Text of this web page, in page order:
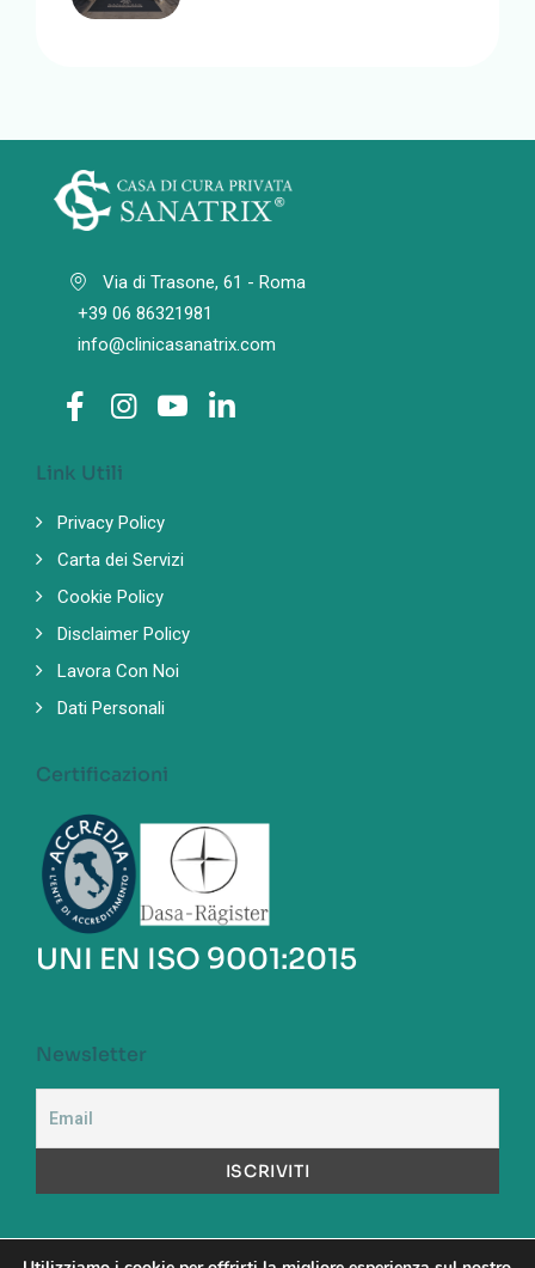
Via di Trasone, 61 - Roma
+39 06 86321981
info@clinicasanatrix.com
Link Utili
Privacy Policy
Carta dei Servizi
Cookie Policy
Disclaimer Policy
Lavora Con Noi
Dati Personali
Certificazioni
UNI EN ISO 9001:2015
Newsletter